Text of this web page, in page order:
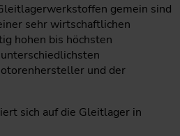
gemein sind
sehr wirtschaftlichen
hohen bis höchsten
und der
sich auf die Gleitlager in